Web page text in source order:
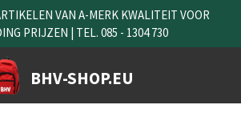
BHV-SHOP.EU
VAN A-MERK KWALITEIT VOOR
PRIJZEN | TEL. 085 - 1304 730